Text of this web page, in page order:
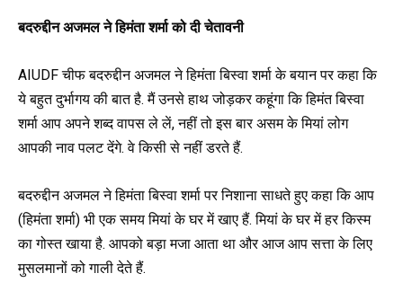
बदरुद्दीन अजमल ने हिमंता शर्मा को दी चेतावनी
AIUDF चीफ बदरुद्दीन अजमल ने हिमंता बिस्वा शर्मा के बयान पर कहा कि
ये बहुत दुर्भागय की बात है. मैं उनसे हाथ जोड़कर कहूंगा कि हिमंत बिस्वा
शर्मा आप अपने शब्द वापस ले लें, नहीं तो इस बार असम के मियां लोग
आपकी नाव पलट देंगे. वे किसी से नहीं डरते हैं.
बदरुद्दीन अजमल ने हिमंता बिस्वा शर्मा पर निशाना साधते हुए कहा कि आप
(हिमंता शर्मा) भी एक समय मियां के घर में खाए हैं. मियां के घर में हर किस्म
का गोस्त खाया है. आपको बड़ा मजा आता था और आज आप सत्ता के लिए
मुसलमानों को गाली देते हैं.